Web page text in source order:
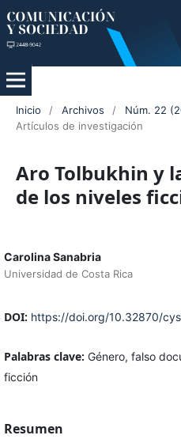
Inicio / Archivos / Núm. 22
Artículos de investigación
Aro Tolbukhin y
de los niveles
Carolina Sanabria
Universidad de Costa Rica
DOI: https://doi.org/10.32870/
Palabras clave: Género, falso
ficción
Resumen